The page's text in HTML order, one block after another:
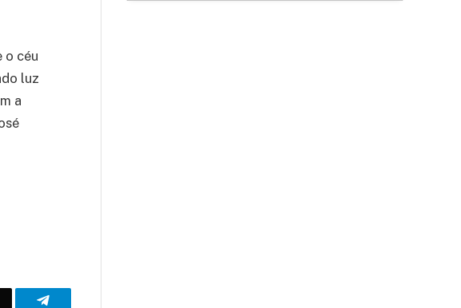
o céu
luz
a
Telegrama